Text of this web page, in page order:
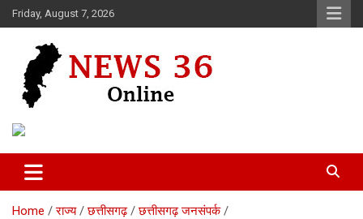
Skip
to
Friday, August 7, 2026
News 36
Home राज्य छत्तीसगढ़
छत्तीसगढ़ जनसंपर्क